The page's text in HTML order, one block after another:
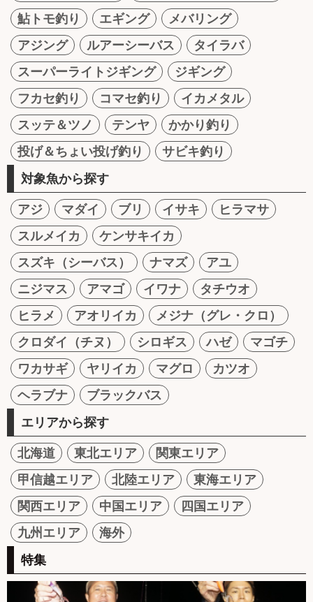
鮎トモ釣り
エギング
メバリング
アジング
ルアーシーバス
タイラバ
スーパーライトジギング
ジギング
フカセ釣り
コマセ釣り
イカメタル
スッテ＆ツノ
テンヤ
かかり釣り
投げ＆ちょい投げ釣り
サビキ釣り
対象魚から探す
アジ マダイ ブリ イサキ
ヒラマサ
スルメイカ
ケンサキイカ
スズキ（シーバス）
ナマズ
アユ
ニジマス
アマゴ イワナ
タチウオ
ヒラメ
アオリイカ
メジナ（グレ・クロ）
クロダイ（チヌ）
シロギス ハゼ
マゴチ
ワカサギ
ヤリイカ マグロ
カツオ
ヘラブナ
ブラックバス
エリアから探す
北海道 東北エリア
関東エリア
甲信越エリア
北陸エリア
東海エリア
関西エリア
中国エリア
四国エリア
九州エリア
海外
特集